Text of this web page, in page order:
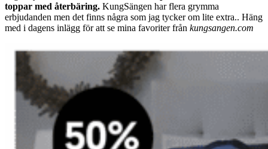
toppar med återbäring. KungSängen har flera grymma
erbjudanden men det finns några som jag tycker om lite extra.. Häng
med i dagens inlägg för att se mina favoriter från kungsangen.com